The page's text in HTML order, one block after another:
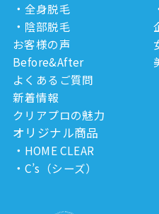
全身脱毛
陰部脱毛
お客様の声
Before&After
よくあるご質問
新着情報
クリアプロの魅力
オリジナル商品
HOME CLEAR
C’s（シーズ）